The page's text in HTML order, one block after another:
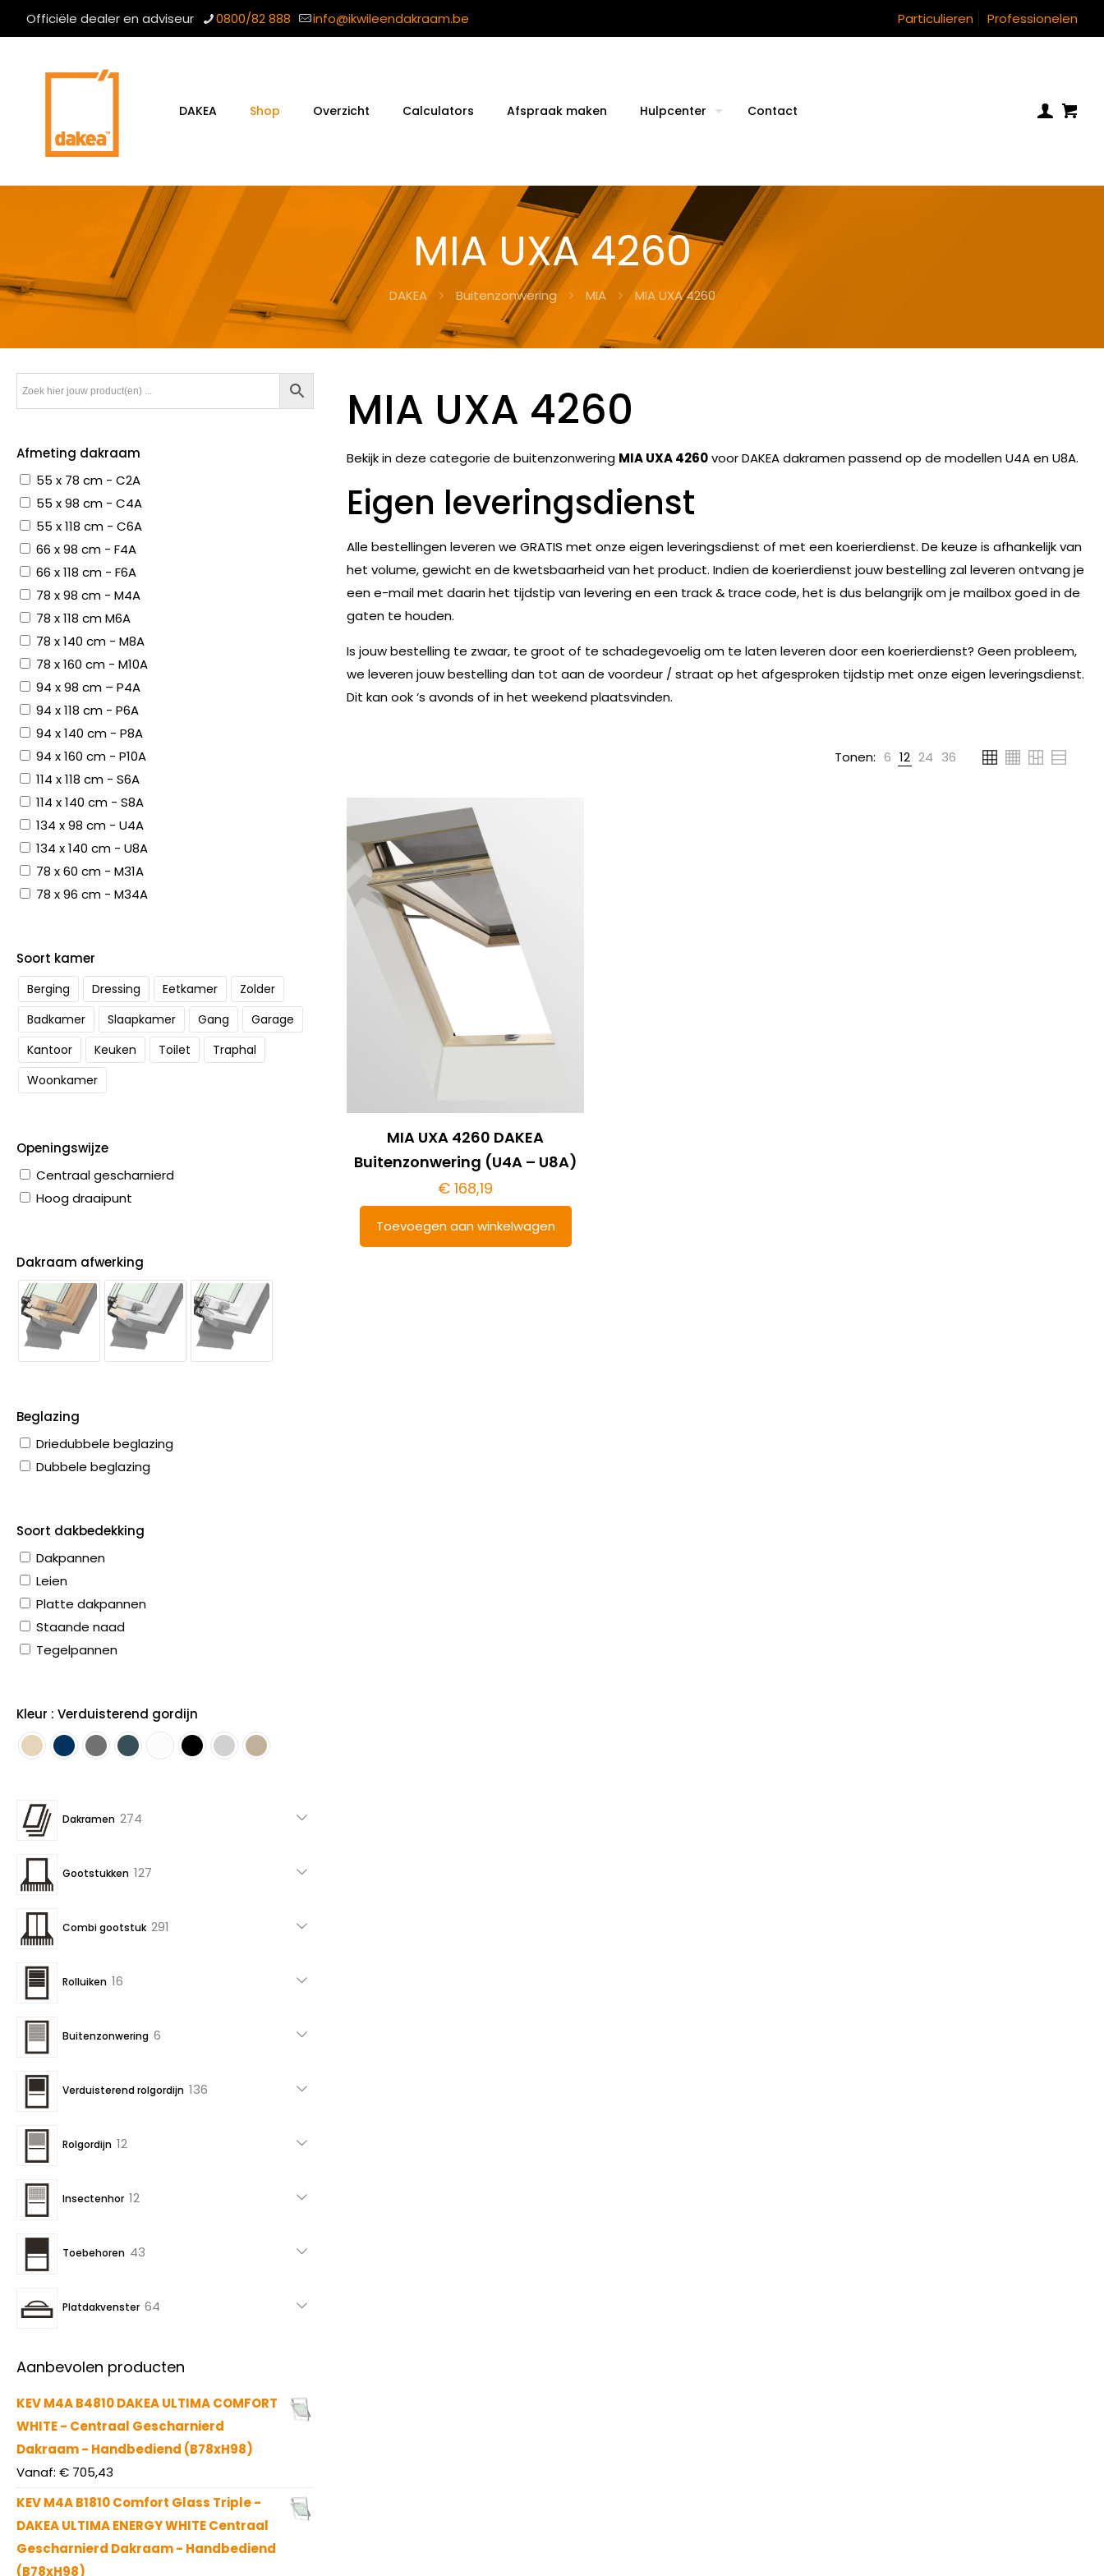
Officiële dealer en adviseur 0800/82 888 info@ikwileendakraam.be Particulieren Professionelen
DAKEA Shop Overzicht Calculators Afspraak maken Hulpcenter Contact
MIA UXA 4260
DAKEA Buitenzonwering MIA MIA UXA 4260
MIA UXA 4260
Bekijk in deze categorie de buitenzonwering MIA UXA 4260voor DAKEA dakramen passend op de modellen U4A en U8A.
Eigen leveringsdienst
Alle bestellingen leveren we GRATIS met onze eigen leveringsdienst of met een koerierdienst. De keuze is afhankelijk van
het volume, gewicht en de kwetsbaarheid van het product. Indien de koerierdienst jouw bestelling zal leveren ontvang je
een e-mail met daarin het tijdstip van levering en een track & trace code, het is dus belangrijk om je mailbox goed in de
gaten te houden.
Is jouw bestelling te zwaar, te groot of te schadegevoelig om te laten leveren door een koerierdienst? Geen probleem,
we leveren jouw bestelling dan tot aan de voordeur / straat op het afgesproken tijdstip met onze eigen leveringsdienst.
Dit kan ook ‘s avonds of in het weekend plaatsvinden.
Tonen: 6 12 24 36
MIA UXA 4260 DAKEA
Buitenzonwering (U4A – U8A)
€ 168,19
Toevoegen aan winkelwagen
Afmeting dakraam
55 x 78 cm - C2A
55 x 98 cm - C4A
55 x 118 cm - C6A
66 x 98 cm - F4A
66 x 118 cm - F6A
78 x 98 cm - M4A
78 x 118 cm M6A
78 x 140 cm - M8A
78 x 160 cm - M10A
94 x 98 cm – P4A
94 x 118 cm - P6A
94 x 140 cm - P8A
94 x 160 cm - P10A
114 x 118 cm - S6A
114 x 140 cm - S8A
134 x 98 cm - U4A
134 x 140 cm - U8A
78 x 60 cm - M31A
78 x 96 cm - M34A
Soort kamer
Berging Dressing Eetkamer
Zolder
Badkamer
Slaapkamer Gang
Garage
Kantoor
Keuken Toilet
Traphal
Woonkamer
Openingswijze
Centraal gescharnierd
Hoog draaipunt
Dakraam afwerking
Beglazing
Driedubbele beglazing
Dubbele beglazing
Soort dakbedekking
Dakpannen
Leien
Platte dakpannen
Staande naad
Tegelpannen
Kleur : Verduisterend gordijn
Dakramen 274
Gootstukken 127
Combi gootstuk 291
Rolluiken 16
Buitenzonwering 6
Verduisterend rolgordijn 136
Rolgordijn 12
Insectenhor 12
Toebehoren 43
Platdakvenster 64
Aanbevolen producten
KEV M4A B4810 DAKEA ULTIMA COMFORT
WHITE - Centraal Gescharnierd
Dakraam - Handbediend (B78xH98)
Vanaf: € 705,43
KEV M4A B1810 Comfort Glass Triple -
DAKEA ULTIMA ENERGY WHITE Centraal
Gescharnierd Dakraam - Handbediend
(B78xH98)